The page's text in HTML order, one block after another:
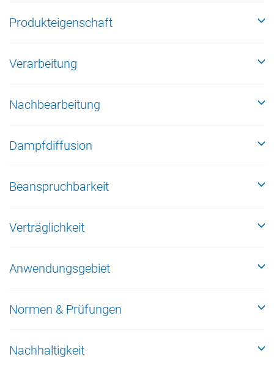
Produkteigenschaft
Verarbeitung
Nachbearbeitung
Dampfdiffusion
Beanspruchbarkeit
Verträglichkeit
Anwendungsgebiet
Normen & Prüfungen
Nachhaltigkeit